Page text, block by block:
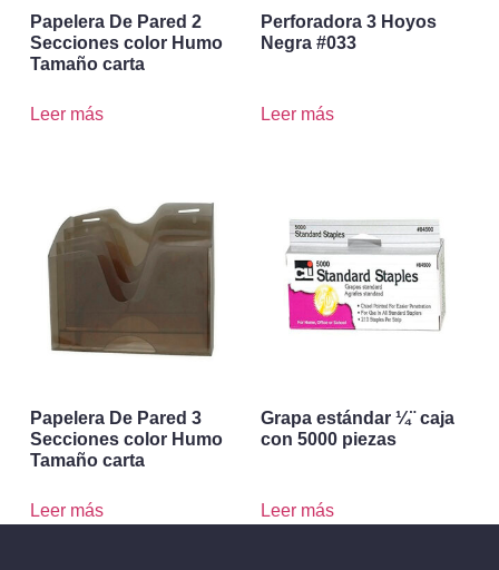
Papelera De Pared 2
Secciones color Humo
Tamaño carta
Leer más
Perforadora 3 Hoyos
Negra #033
Leer más
Papelera De Pared 3
Secciones color Humo
Tamaño carta
Leer más
Grapa estándar ¼¨ caja
con 5000 piezas
Leer más